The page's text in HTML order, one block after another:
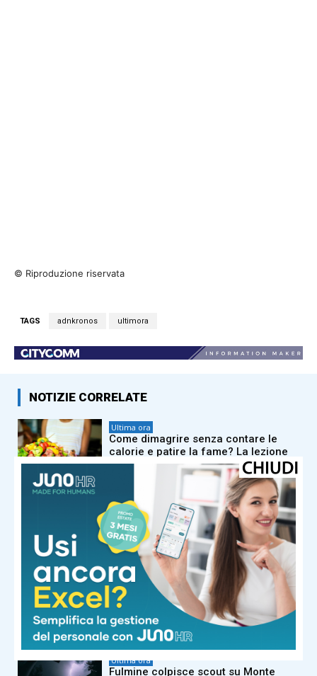
© Riproduzione riservata
TAGS adnkronos ultimora
NOTIZIE CORRELATE
Ultima ora
Come dimagrire senza contare le
calorie e patire la fame? La lezione
delle diete ‘veg’
Ultima ora
Sos anziani per truffe telefoniche?
Arriva l’app che risponde ai numeri
sconosciuti
Ultima ora
Caldo africano, oggi e domani bollino
rosso per 19 città: “Al Sud ancora
picchi di 39 gradi”
Ultima ora
Fulmine colpisce scout su Monte